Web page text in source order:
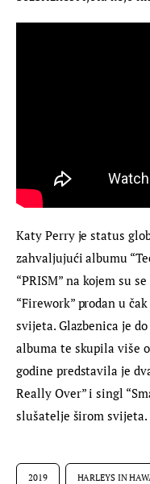
Katy Perry je status
zahvaljujući albumu
“PRISM” na kojem su
“Firework” prodan u
svijeta. Glazbenica je
albuma te skupila više
godine predstavila je
Really Over” i singl
slušatelje širom svijeta.
2019 HARLEYS IN